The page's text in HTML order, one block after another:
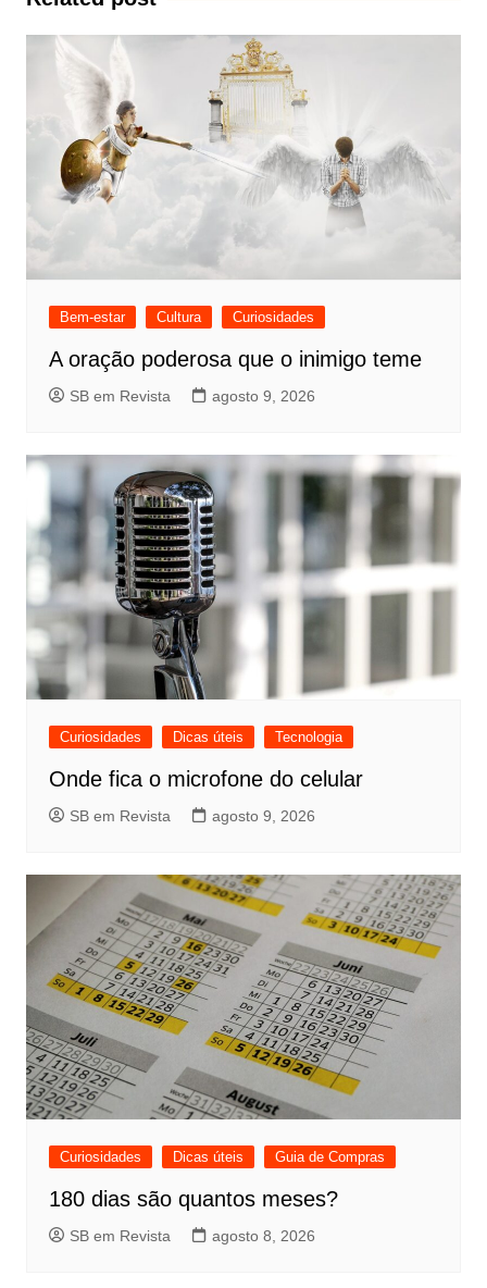
Bem-estar Cultura Curiosidades
A oração poderosa que o inimigo teme
SB em Revista agosto 9, 2026
Curiosidades Dicas úteis Tecnologia
Onde fica o microfone do celular
SB em Revista agosto 9, 2026
Curiosidades Dicas úteis Guia de Compras
180 dias são quantos meses?
SB em Revista agosto 8, 2026